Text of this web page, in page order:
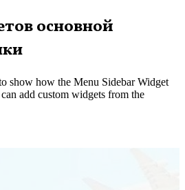
основной
show how the Menu Sidebar Widget
add custom widgets from the